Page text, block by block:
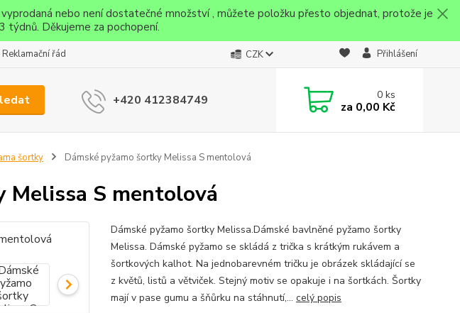
nebo není dostatečné množství , můžete položku přesto objednat, protože je
týdnů. Děkujeme za pochopení.
Reklamační řád CZK Přihlášení
+420 412384749 0ks
za 0,00 Kč
šortky Dámské pyžamo šortky Melissa S mentolová
Melissa S mentolová
Dámské pyžamo šortky Melissa.Dámské bavlněné pyžamo šortky
Melissa. Dámské pyžamo se skládá z trička s krátkým rukávem a
šortkových kalhot. Na jednobarevném tričku je obrázek skládající se
z květů, listů a větviček. Stejný motiv se opakuje i na šortkách. Šortky
mají v pase gumu a šňůrku na stáhnutí,... celý popis